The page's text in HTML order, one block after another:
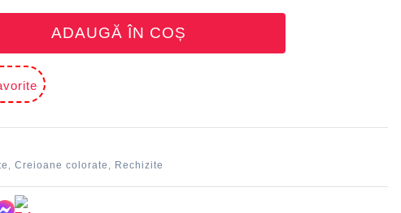
ADAUGĂ ÎN COȘ
,Creioane colorate Rechizite